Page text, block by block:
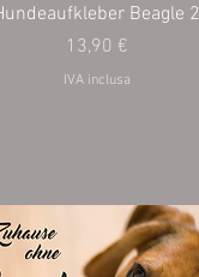
Beagle 2
Prezzo
13,90 €
IVA inclusa